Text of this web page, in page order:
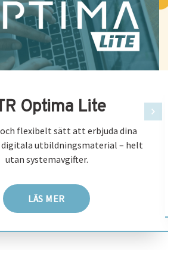
Optima Lite
flexibelt sätt att erbjuda dina
digitala utbildningsmaterial – helt
utan systemavgifter.
LÄS MER